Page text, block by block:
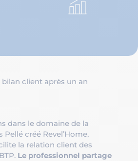
bilan client après un an
dans le domaine de la
Pellé créé Revel’Home,
la relation client des
Le professionnel partage